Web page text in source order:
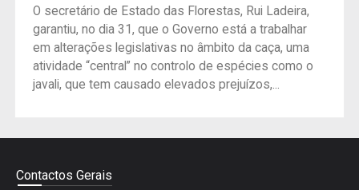
O secretário de Estado das Florestas, Rui Ladeira,
garantiu, no dia 31, que o Governo está a trabalhar
em alterações legislativas no âmbito da caça, uma
atividade “central” no controlo de espécies como o
javali, que tem causado elevados prejuízos,...
Contactos Gerais